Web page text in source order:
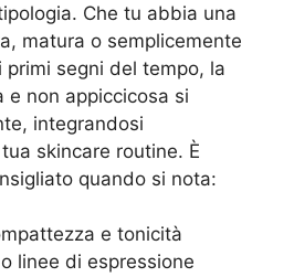
Che tu abbia una
matura o semplicemente
segni del tempo, la
e non appiccicosa si
integrandosi
skincare routine. È
quando si nota:
e tonicità
linee di espressione